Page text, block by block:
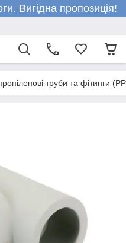
Вигідна пропозиція!
труби та фітинги